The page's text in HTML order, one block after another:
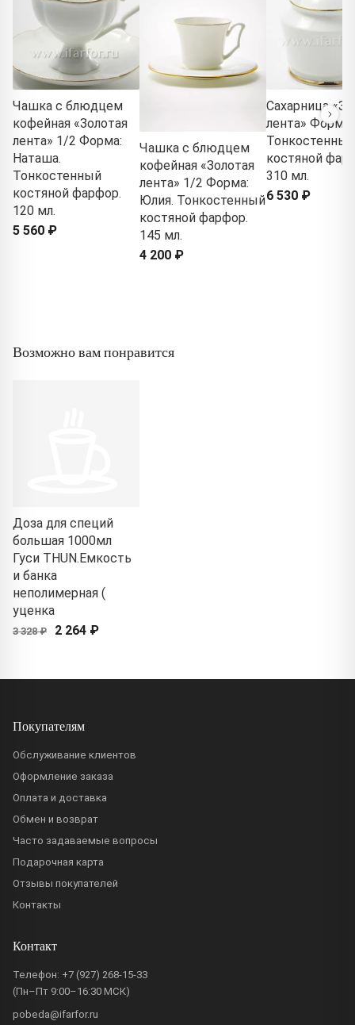
Чашка с блюдцем
кофейная «Золотая
лента» 1/2 Форма:
Наташа.
Тонкостенный
костяной фарфор.
120 мл.
5 560 ₽
Чашка с блюдцем
кофейная «Золотая
лента» 1/2 Форма:
Юлия. Тонкостенный
костяной фарфор.
145 мл.
4 200 ₽
Сахарница
лента»
Тонкостенный
костяной
310 мл.
6 530 ₽
Возможно вам понравится
Доза для специй
большая 1000мл
Гуси THUN.Емкость
и банка
неполимерная (
уценка
3 328 ₽ 2 264 ₽
Покупателям
Обслуживание клиентов
Оформление заказа
Оплата и доставка
Обмен и возврат
Часто задаваемые вопросы
Подарочная карта
Отзывы покупателей
Контакты
Контакт
Телефон: +7 (927) 268-15-33
(Пн–Пт 9:00–16:30 МСК)
pobeda@ifarfor.ru